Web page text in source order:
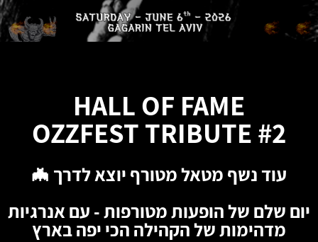
HALL OF FAME
OZZFEST TRIBUTE #2
עוד נשף מטאל מטורף יוצא לדרך 🦇
יום שלם של הופעות מטורפות - עם אנרגיות
מדהימות של הקהילה הכי יפה בארץ